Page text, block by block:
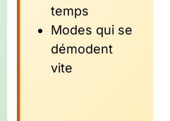
temps
Modes qui se
démodent
vite